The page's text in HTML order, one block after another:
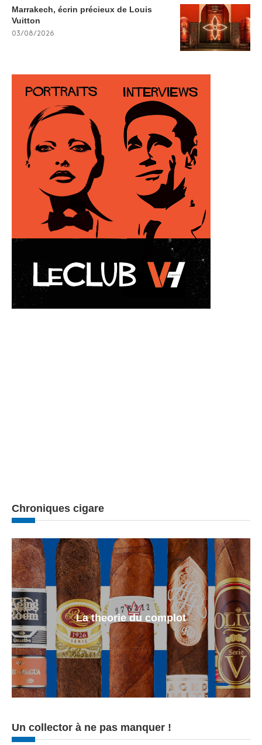
Marrakech, écrin précieux de Louis
Vuitton
03/08/2026
Chroniques cigare
La theorie du complot
Un collector à ne pas manquer !